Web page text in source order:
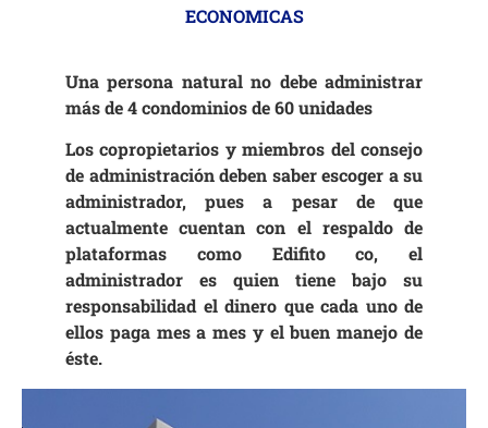
ECONOMICAS
Una persona natural no debe administrar
más de 4 condominios de 60 unidades
Los copropietarios y miembros del consejo
de administración deben saber escoger a su
administrador, pues a pesar de que
actualmente cuentan con el respaldo de
plataformas como Edifito co, el
administrador es quien tiene bajo su
responsabilidad el dinero que cada uno de
ellos paga mes a mes y el buen manejo de
éste.